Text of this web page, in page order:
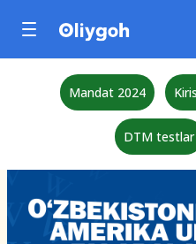
Mandat 2024
DTM testlar